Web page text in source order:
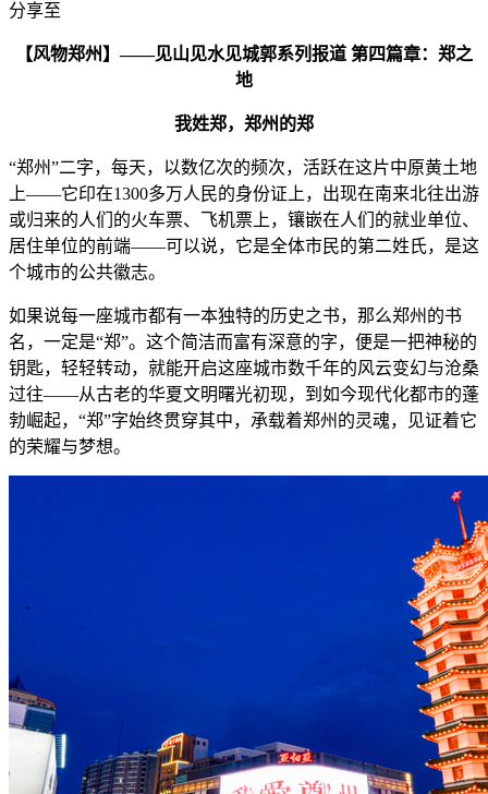
分享至
【风物郑州】——见山见水见城郭系列报道 第四篇章：郑之
地
我姓郑，郑州的郑
“郑州”二字，每天，以数亿次的频次，活跃在这片中原黄土地
上——它印在1300多万人民的身份证上，出现在南来北往出游
或归来的人们的火车票、飞机票上，镶嵌在人们的就业单位、
居住单位的前端——可以说，它是全体市民的第二姓氏，是这
个城市的公共徽志。
如果说每一座城市都有一本独特的历史之书，那么郑州的书
名，一定是“郑”。这个简洁而富有深意的字，便是一把神秘的
钥匙，轻轻转动，就能开启这座城市数千年的风云变幻与沧桑
过往——从古老的华夏文明曙光初现，到如今现代化都市的蓬
勃崛起，“郑”字始终贯穿其中，承载着郑州的灵魂，见证着它
的荣耀与梦想。